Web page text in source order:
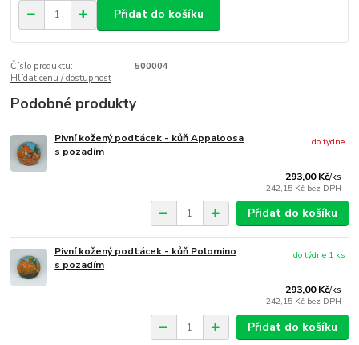
Přidat do košíku
Číslo produktu:
500004
Hlídat cenu / dostupnost
Podobné produkty
Pivní kožený podtácek - kůň Appaloosa
s pozadím
293,00 Kč/ks
242,15 Kč bez DPH
do týdne
Přidat do košíku
Pivní kožený podtácek - kůň Polomino
s pozadím
293,00 Kč/ks
242,15 Kč bez DPH
do týdne 1 ks
Přidat do košíku